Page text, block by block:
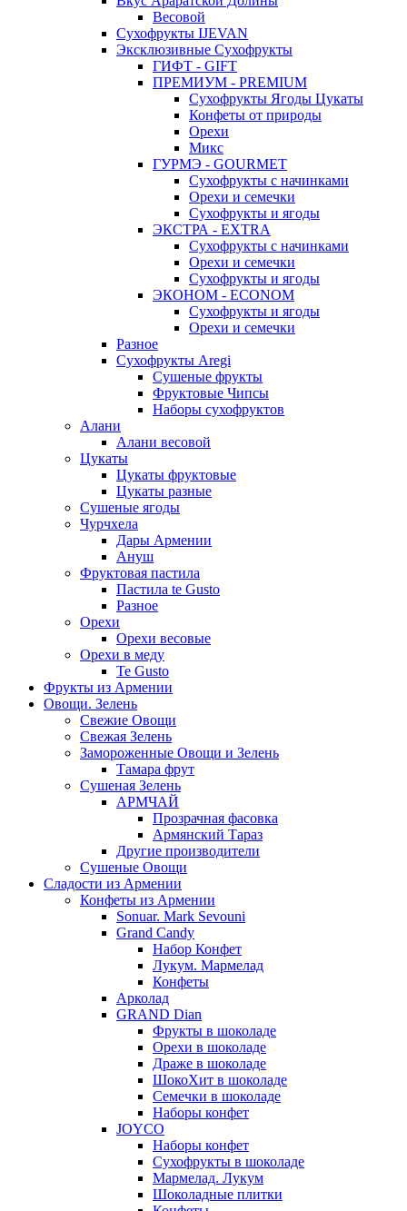
Весовой
Сухофрукты IJEVAN
Эксклюзивные Сухофрукты
ГИФТ - GIFT
ПРЕМИУМ - PREMIUM
Сухофрукты Ягоды Цукаты
Конфеты от природы
Орехи
Микс
ГУРМЭ - GOURMET
Сухофрукты с начинками
Орехи и семечки
Сухофрукты и ягоды
ЭКСТРА - EXTRA
Сухофрукты с начинками
Орехи и семечки
Сухофрукты и ягоды
ЭКОНОМ - ECONOM
Сухофрукты и ягоды
Орехи и семечки
Разное
Сухофрукты Aregi
Сушеные фрукты
Фруктовые Чипсы
Наборы сухофруктов
Алани
Алани весовой
Цукаты
Цукаты фруктовые
Цукаты разные
Сушеные ягоды
Чурчхела
Дары Армении
Ануш
Фруктовая пастила
Пастила te Gusto
Разное
Орехи
Орехи весовые
Орехи в меду
Te Gusto
Фрукты из Армении
Овощи. Зелень
Свежие Овощи
Свежая Зелень
Замороженные Овощи и Зелень
Тамара фрут
Сушеная Зелень
АРМЧАЙ
Прозрачная фасовка
Армянский Тараз
Другие производители
Сушеные Овощи
Сладости из Армении
Конфеты из Армении
Sonuar. Mark Sevouni
Grand Candy
Набор Конфет
Лукум. Мармелад
Конфеты
Арколад
GRAND Dian
Фрукты в шоколаде
Орехи в шоколаде
Драже в шоколаде
ШокоХит в шоколаде
Семечки в шоколаде
Наборы конфет
JOYCO
Наборы конфет
Сухофрукты в шоколаде
Мармелад. Лукум
Шоколадные плитки